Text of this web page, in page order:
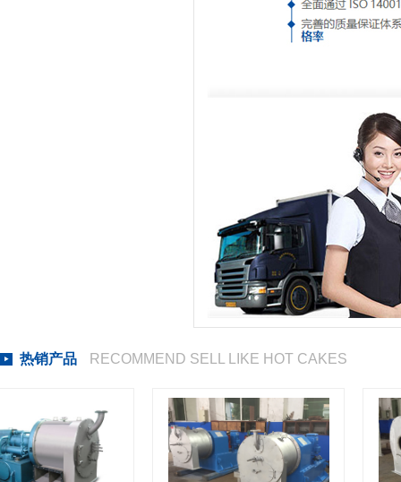
热销产品 RECOMMEND SELL LIKE HOT CAKES